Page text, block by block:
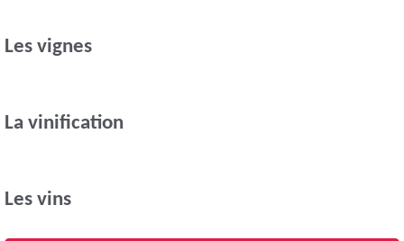
Les vignes
La vinification
Les vins